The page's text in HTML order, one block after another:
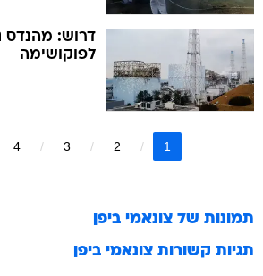
דרוש: מהנדס
לפוקושימה
1
2
3
4
תמונות של צונאמי ביפן
תגיות קשורות צונאמי ביפן